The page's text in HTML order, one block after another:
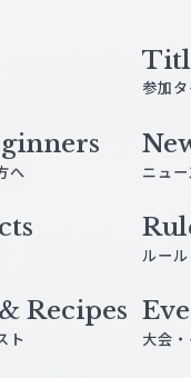
参加
へ ニュー
Recipes
ト
大会
ルー